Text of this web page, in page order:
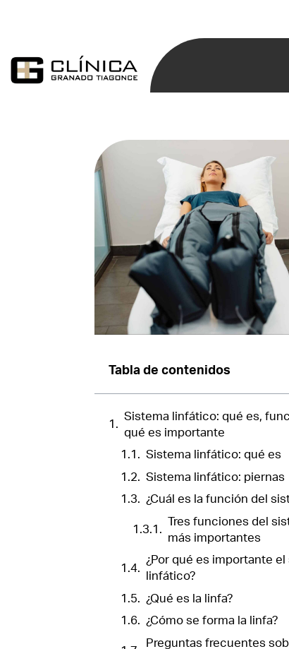
Tabla de contenidos
Sistema linfático: qué es,
qué es importante
Sistema linfático: qué es
Sistema linfático: piernas
¿Cuál es la función del
Tres funciones del
más importantes
¿Por qué es importante el
linfático?
¿Qué es la linfa?
¿Cómo se forma la linfa?
Preguntas frecuentes